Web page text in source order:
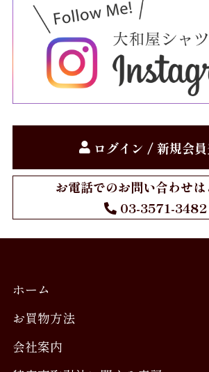
ログイン / 新規会
お電話でのお問い合わせ
03-3571-3482
ホーム
お買物方法
会社案内